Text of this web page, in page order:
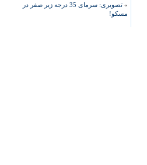
»
تصویری: سرمای 35 درجه زیر صفر در
مسکو!